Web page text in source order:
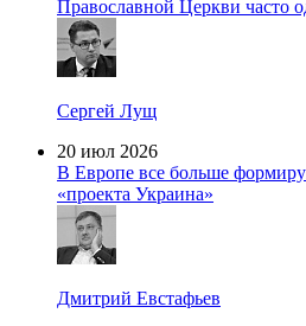
Православной Церкви часто
Сергей Лущ
20 июл 2026
В Европе все больше
«проекта Украина»
Дмитрий Евстафьев